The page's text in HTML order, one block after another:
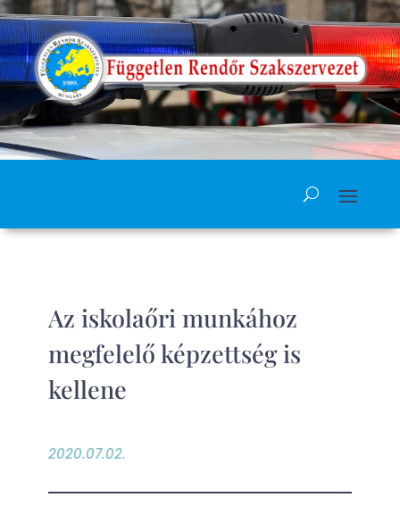
Az iskolaőri munkához
megfelelő képzettség is
kellene
2020.07.02.